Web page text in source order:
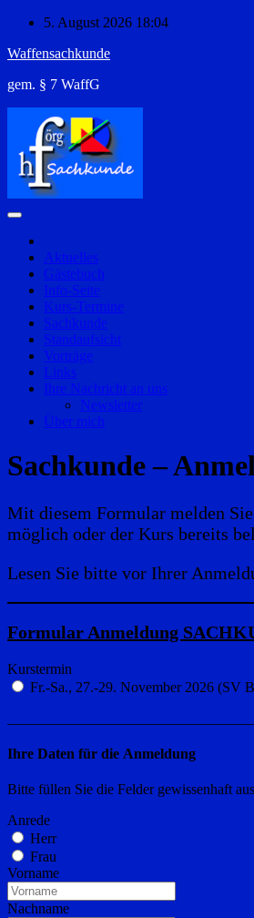
Zum
springen
5. August 2026 18:04
Waffensachkunde
gem. § 7 WaffG
Aktuelles
Gästebuch
Info-Seite
Kurs-Termine
Sachkunde
Standaufsicht
Vorträge
Links
Ihre Nachricht an uns
Newsletter
Über mich
Sachkunde –
Mit diesem Formular melden
möglich oder der Kurs bereits
Lesen Sie bitte vor Ihrer
Formular Anmeldung
Kurstermin
Fr.-Sa., 27.-29. November 2026 (SV
Ihre Daten für die Anmeldung
Bitte füllen Sie die Felder gewissenhaft
Anrede
Herr
Frau
Vorname
Nachname